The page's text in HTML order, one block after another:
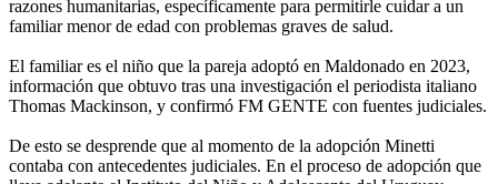
razones humanitarias, específicamente para permitirle cuidar a un
familiar menor de edad con problemas graves de salud.
El familiar es el niño que la pareja adoptó en Maldonado en 2023,
información que obtuvo tras una investigación el periodista italiano
Thomas Mackinson, y confirmó FM GENTE con fuentes judiciales.
De esto se desprende que al momento de la adopción Minetti
contaba con antecedentes judiciales. En el proceso de adopción que